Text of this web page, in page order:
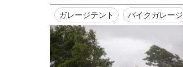
, ガレージテント , バイクガレージ